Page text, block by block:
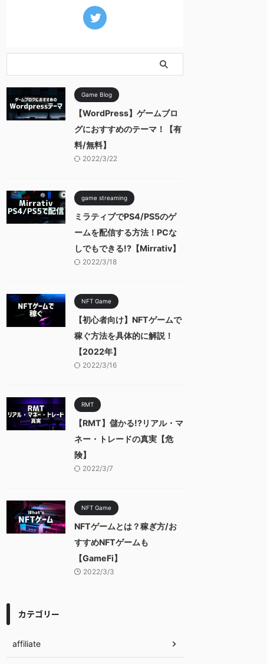
Game Blog
【WordPress】ゲームブロ
グにおすすめのテーマ！【有
料/無料】
2022/3/22
game streaming
ミラティブでPS4/PS5のゲ
ームを配信する方法！PCな
しでもできる!?【Mirrativ】
2022/3/18
NFT Game
【初心者向け】NFTゲームで
稼ぐ方法を具体的に解説！
【2022年】
2022/3/16
RMT
【RMT】儲かる!?リアル・マ
ネー・トレードの真実【危
険】
2022/3/7
NFT Game
NFTゲームとは？稼ぎ方/お
すすめNFTゲームも
【GameFi】
2022/3/3
カテゴリー
affiliate